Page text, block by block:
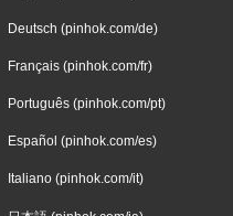
Deutsch (pinhok.com/de)
Français (pinhok.com/fr)
Português (pinhok.com/pt)
Español (pinhok.com/es)
Italiano (pinhok.com/it)